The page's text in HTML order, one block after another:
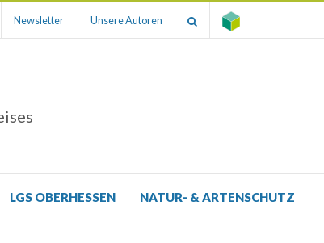
Newsletter Unsere Autoren
LGS OBERHESSEN
NATUR- & ARTENSCHUTZ